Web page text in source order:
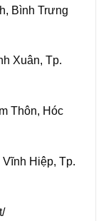
Bình Trưng
Xuân, Tp.
Thôn, Hóc
Hiệp, Tp.